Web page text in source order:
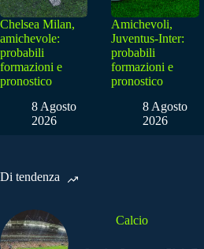
Chelsea Milan,
amichevole:
probabili
formazioni e
pronostico
8 Agosto
2026
Amichevoli,
Juventus-Inter:
probabili
formazioni e
pronostico
8 Agosto
2026
Di tendenza
Calcio